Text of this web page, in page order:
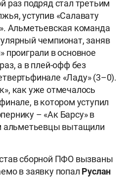
раз подряд стал третьим
уступив «Салавату
Альметьевская команда
чемпионат, заняв
проиграли в основное
а в плей-офф без
«Ладу» (3–0).
как уже отмечалось
в котором уступил
– «Ак Барсу» в
альметьевцы вытащили
сборной ПФО вызваны
в заявку попал Руслан